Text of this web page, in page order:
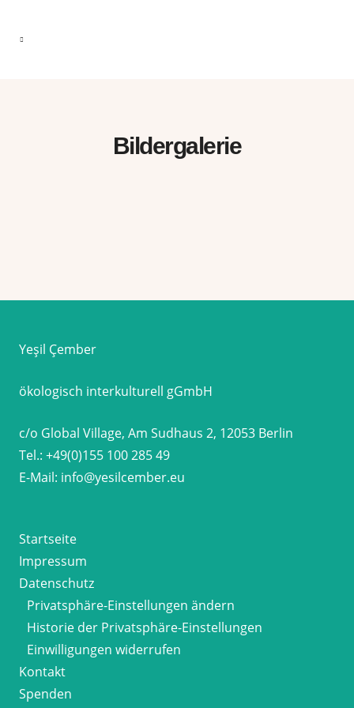
Bildergalerie
Yeşil Çember
ökologisch interkulturell gGmbH
c/o Global Village, Am Sudhaus 2, 12053 Berlin
Tel.: +49(0)155 100 285 49
E-Mail: info@yesilcember.eu
Startseite
Impressum
Datenschutz
Privatsphäre-Einstellungen ändern
Historie der Privatsphäre-Einstellungen
Einwilligungen widerrufen
Kontakt
Spenden